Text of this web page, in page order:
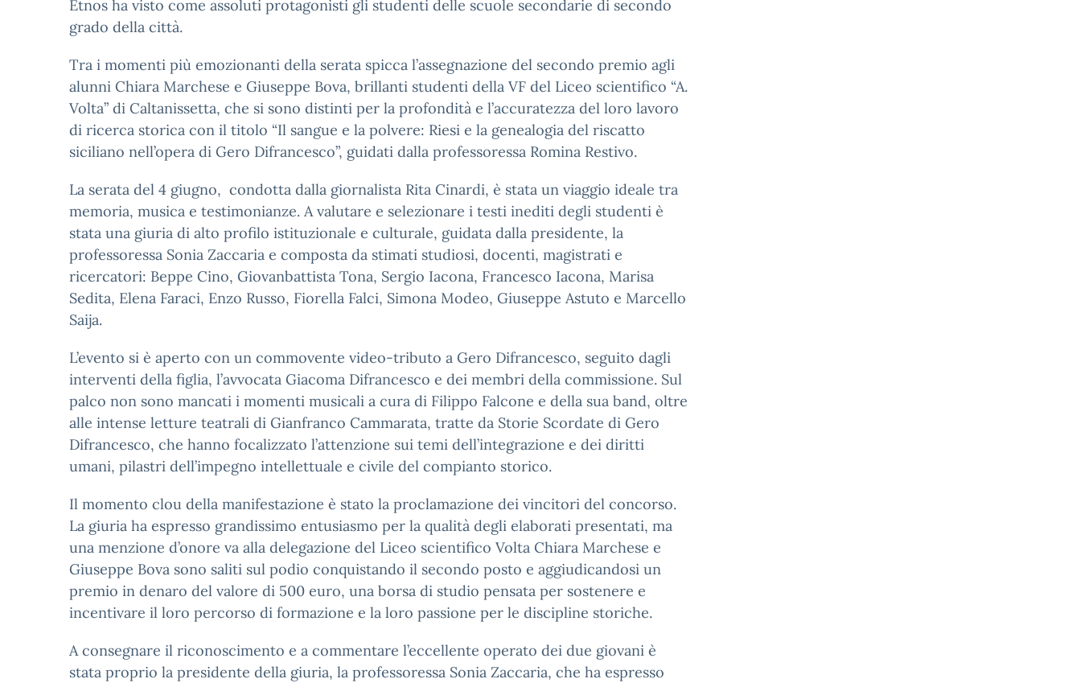
Etnos ha visto come assoluti protagonisti gli studenti delle scuole secondarie di secondo
grado della città.
Tra i momenti più emozionanti della serata spicca l’assegnazione del secondo premio agli
alunni Chiara Marchese e Giuseppe Bova, brillanti studenti della VF del Liceo scientifico “A.
Volta” di Caltanissetta, che si sono distinti per la profondità e l’accuratezza del loro lavoro
di ricerca storica con il titolo “Il sangue e la polvere: Riesi e la genealogia del riscatto
siciliano nell’opera di Gero Difrancesco”, guidati dalla professoressa Romina Restivo.
La serata del 4 giugno, condotta dalla giornalista Rita Cinardi, è stata un viaggio ideale tra
memoria, musica e testimonianze. A valutare e selezionare i testi inediti degli studenti è
stata una giuria di alto profilo istituzionale e culturale, guidata dalla presidente, la
professoressa Sonia Zaccaria e composta da stimati studiosi, docenti, magistrati e
ricercatori: Beppe Cino, Giovanbattista Tona, Sergio Iacona, Francesco Iacona, Marisa
Sedita, Elena Faraci, Enzo Russo, Fiorella Falci, Simona Modeo, Giuseppe Astuto e Marcello
Saija.
L’evento si è aperto con un commovente video-tributo a Gero Difrancesco, seguito dagli
interventi della figlia, l’avvocata Giacoma Difrancesco e dei membri della commissione. Sul
palco non sono mancati i momenti musicali a cura di Filippo Falcone e della sua band, oltre
alle intense letture teatrali di Gianfranco Cammarata, tratte da Storie Scordate di Gero
Difrancesco, che hanno focalizzato l’attenzione sui temi dell’integrazione e dei diritti
umani, pilastri dell’impegno intellettuale e civile del compianto storico.
Il momento clou della manifestazione è stato la proclamazione dei vincitori del concorso.
La giuria ha espresso grandissimo entusiasmo per la qualità degli elaborati presentati, ma
una menzione d’onore va alla delegazione del Liceo scientifico Volta Chiara Marchese e
Giuseppe Bova sono saliti sul podio conquistando il secondo posto e aggiudicandosi un
premio in denaro del valore di 500 euro, una borsa di studio pensata per sostenere e
incentivare il loro percorso di formazione e la loro passione per le discipline storiche.
A consegnare il riconoscimento e a commentare l’eccellente operato dei due giovani è
stata proprio la presidente della giuria, la professoressa Sonia Zaccaria, che ha espresso